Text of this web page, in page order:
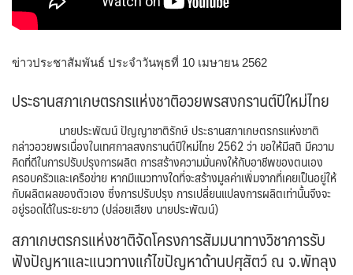
ข่าวประชาสัมพันธ์ ประจำวันพุธที่ 10 เมษายน 2562
ประธานสภาเกษตรกรแห่งชาติอวยพรสงกรานต์ปีใหม่ไทย
นายประพัฒน์ ปัญญาชาติรักษ์ ประธานสภาเกษตรกรแห่งชาติ
กล่าวอวยพรเนื่องในเทศกาลสงกรานต์ปีใหม่ไทย 2562 ว่า ขอให้มีสติ มีความ
คิดที่ดีในการปรับปรุงการผลิต การสร้างความมั่นคงให้กับอาชีพของตนเอง
ครอบครัวและเครือข่าย หากมีแนวทางใดที่จะสร้างมูลค่าเพิ่มจากที่เคยเป็นอยู่ให้
กับผลิตผลของตัวเอง ซึ่งการปรับปรุง การเปลี่ยนแปลงการผลิตเท่านั้นจึงจะ
อยู่รอดได้ในระยะยาว (ปล่อยเสียง นายประพัฒน์)
สภาเกษตรกรแห่งชาติจัดโครงการสัมมนาทางวิชาการรับ
ฟังปัญหาและแนวทางแก้ไขปัญหาด้านปศุสัตว์ ณ จ.พัทลุง